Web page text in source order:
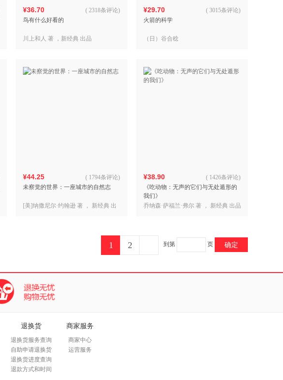
¥36.70
鸟有什么好看的
( 2318条评论)
川上和人 著 ，新经典 出品
¥29.70
火箭的科学
( 3015条评论)
（日）谷合稔
¥44.25
未察觉的世界：一座城市的自然志
( 1794条评论)
[美]纳撒尼尔·约翰逊 著 ， 新经典 出
¥38.90
《吃动物：无声的它们与无处遁形的
我们》
( 1426条评论)
乔纳森·萨福兰·弗尔 著 ， 新经典 出品
到第 页 确定
1 2
退换货
退换货服务查询
自助申请退换货
退换货进度查询
退款方式和时间
商家服务
商家中心
运营服务